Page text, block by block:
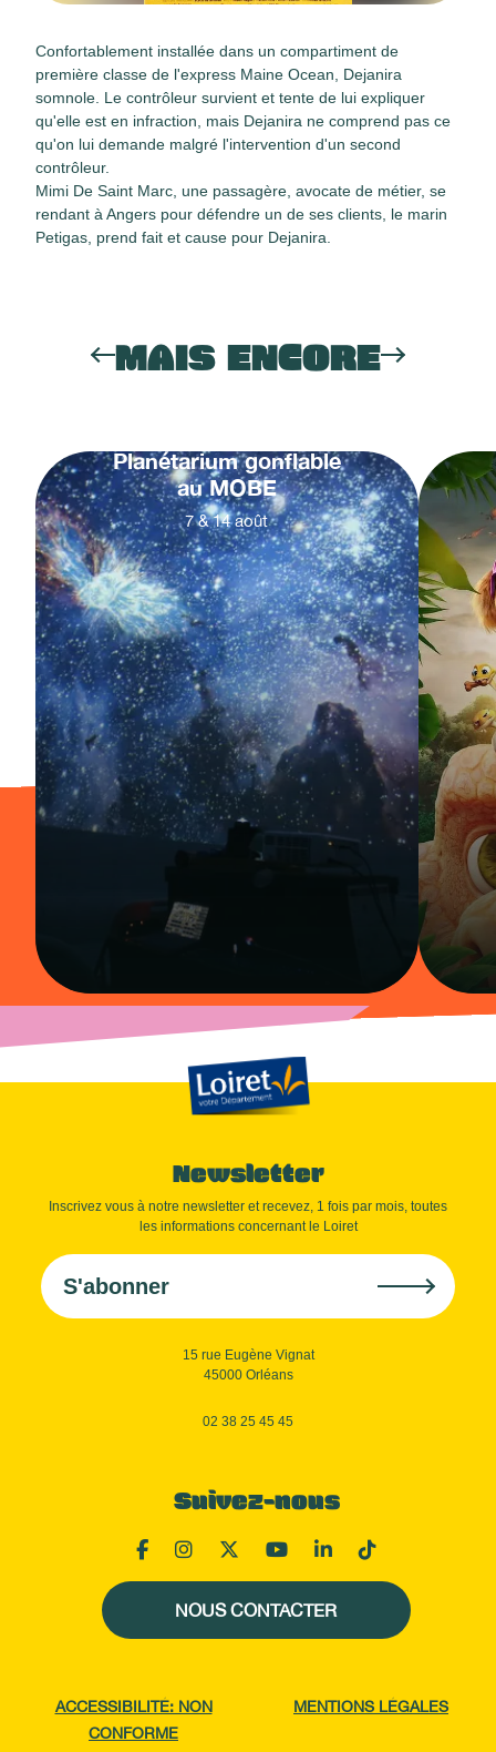
Confortablement installée dans un compartiment de
première classe de l'express Maine Ocean, Dejanira
somnole. Le contrôleur survient et tente de lui expliquer
qu'elle est en infraction, mais Dejanira ne comprend pas ce
qu'on lui demande malgré l'intervention d'un second
contrôleur.
Mimi De Saint Marc, une passagère, avocate de métier, se
rendant à Angers pour défendre un de ses clients, le marin
Petigas, prend fait et cause pour Dejanira.
MAIS ENCORE
Planétarium gonflable
au MOBE
7 & 14 août
Newsletter
Inscrivez vous à notre newsletter et recevez, 1 fois par mois, toutes
les informations concernant le Loiret
S'abonner
15 rue Eugène Vignat
45000 Orléans
02 38 25 45 45
Suivez-nous
NOUS CONTACTER
ACCESSIBILITÉ: NON
CONFORME
MENTIONS LÉGALES